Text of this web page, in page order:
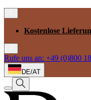
Kostenlose
Rufe uns an: +49 (0)800
DE/AT